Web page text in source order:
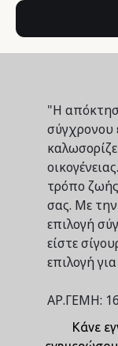
"Η
σύγχρονου
τρόπο
σας. Με
επιλογή
είστε
επιλογή
ΑΡ.ΓΕΜΗ:
Κάνε